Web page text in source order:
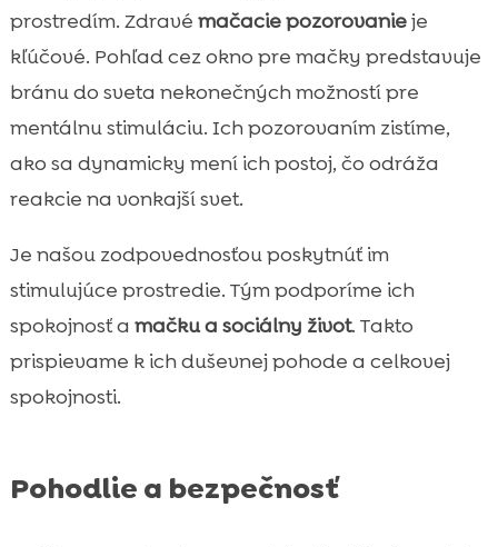
prostredím. Zdravé mačacie pozorovanieje
kľúčové. Pohľad cez okno pre mačky predstavuje
bránu do sveta nekonečných možností pre
mentálnu stimuláciu. Ich pozorovaním zistíme,
ako sa dynamicky mení ich postoj, čo odráža
reakcie na vonkajší svet.
Je našou zodpovednosťou poskytnúť im
stimulujúce prostredie. Tým podporíme ich
spokojnosť a mačku a sociálny život. Takto
prispievame k ich duševnej pohode a celkovej
spokojnosti.
Pohodlie a bezpečnosť